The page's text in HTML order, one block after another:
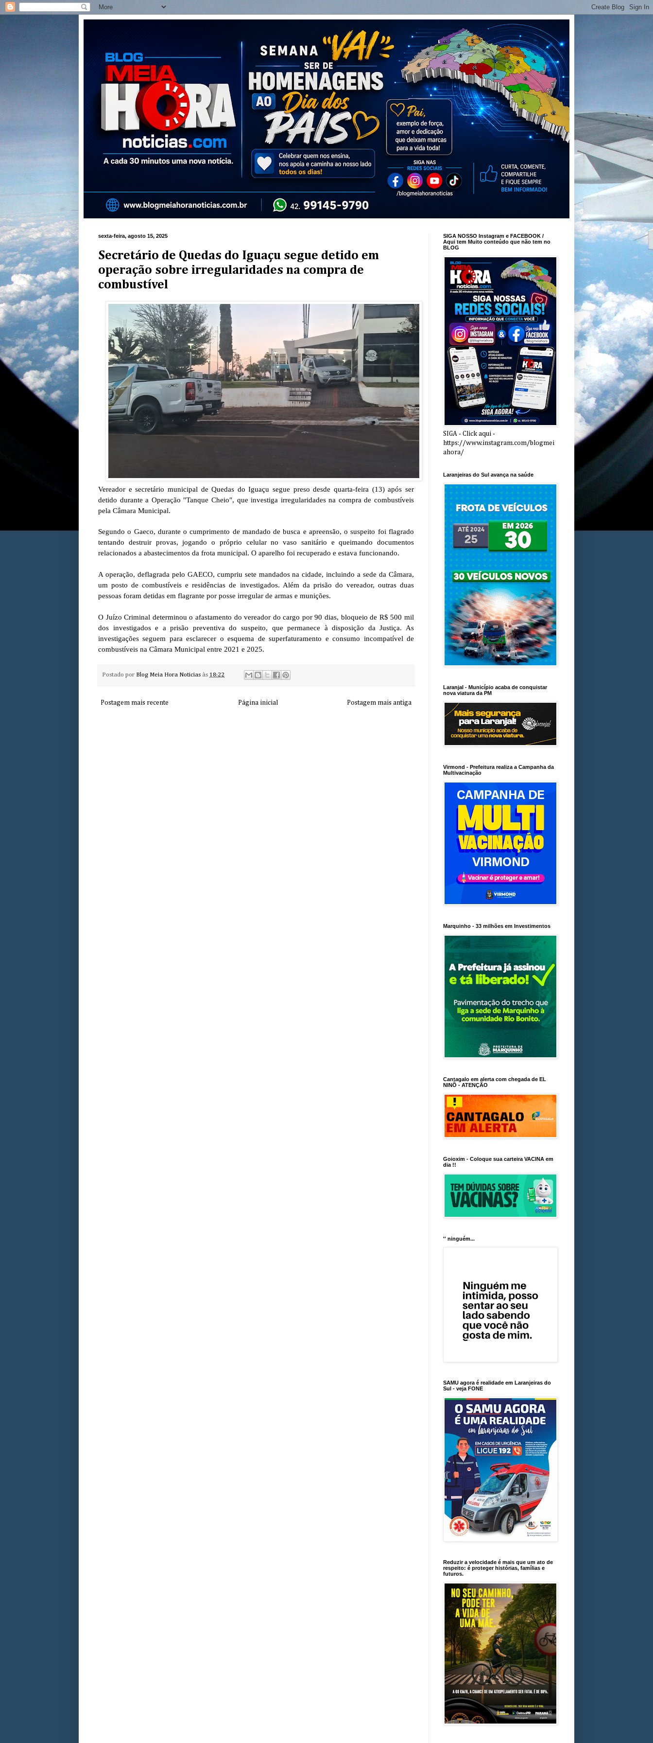
sexta-feira, agosto 15, 2025
Secretário de Quedas do Iguaçu segue detido em
operação sobre irregularidades na compra de
combustível
Vereador e secretário municipal de Quedas do Iguaçu segue preso desde quarta-feira (13) após ser
detido durante a Operação "Tanque Cheio", que investiga irregularidades na compra de combustíveis
pela Câmara Municipal.
Segundo o Gaeco, durante o cumprimento de mandado de busca e apreensão, o suspeito foi flagrado
tentando destruir provas, jogando o próprio celular no vaso sanitário e queimando documentos
relacionados a abastecimentos da frota municipal. O aparelho foi recuperado e estava funcionando.
A operação, deflagrada pelo GAECO, cumpriu sete mandados na cidade, incluindo a sede da Câmara,
um posto de combustíveis e residências de investigados. Além da prisão do vereador, outras duas
pessoas foram detidas em flagrante por posse irregular de armas e munições.
O Juízo Criminal determinou o afastamento do vereador do cargo por 90 dias, bloqueio de R$ 500 mil
dos investigados e a prisão preventiva do suspeito, que permanece à disposição da Justiça. As
investigações seguem para esclarecer o esquema de superfaturamento e consumo incompatível de
combustíveis na Câmara Municipal entre 2021 e 2025.
Postado por Blog Meia Hora Noticias às 18:22
Postagem mais recente Postagem mais antiga
Página inicial
SIGA NOSSO Instagram e FACEBOOK /
Aqui tem Muito conteúdo que não tem no
BLOG
SIGA - Click aqui -
https://www.instagram.com/blogmei
ahora/
Laranjeiras do Sul avança na saúde
Laranjal - Município acaba de conquistar
nova viatura da PM
Virmond - Prefeitura realiza a Campanha da
Multivacinação
Marquinho - 33 milhões em Investimentos
Cantagalo em alerta com chegada de EL
NINÕ - ATENÇÃO
Goioxim - Coloque sua carteira VACINA em
dia !!
'' ninguém...
SAMU agora é realidade em Laranjeiras do
Sul - veja FONE
Reduzir a velocidade é mais que um ato de
respeito: é proteger histórias, famílias e
futuros.